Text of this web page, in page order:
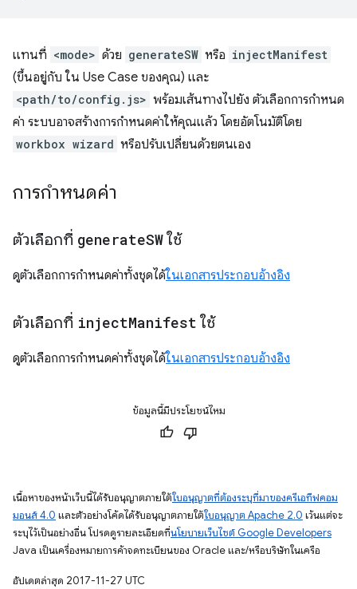
แทนที่ <mode> ด้วย generateSW หรือ injectManifest
(ขึ้นอยู่กับ ใน Use Case ของคุณ) และ
<path/to/config.js> พร้อมเส้นทางไปยัง ตัวเลือกการกำหนด
ค่า ระบบอาจสร้างการกำหนดค่าให้คุณแล้ว โดยอัตโนมัติโดย
workbox wizard หรือปรับเปลี่ยนด้วยตนเอง
การกำหนดค่า
ตัวเลือกที่ generateSWใช้
ดูตัวเลือกการกำหนดค่าทั้งชุดได้ในเอกสารประกอบอ้างอิง
ตัวเลือกที่ injectManifest ใช้
ดูตัวเลือกการกำหนดค่าทั้งชุดได้ในเอกสารประกอบอ้างอิง
ข้อมูลนี้มีประโยชน์ไหม
เนื้อหาของหน้าเว็บนี้ได้รับอนุญาตภายใต้ใบอนุญาตที่ต้องระบุที่มาของครีเอทีฟคอม
มอนส์ 4.0 และตัวอย่างโค้ดได้รับอนุญาตภายใต้ใบอนุญาต Apache 2.0 เว้นแต่จะ
ระบุไว้เป็นอย่างอื่น โปรดดูรายละเอียดที่นโยบายเว็บไซต์ Google Developers
Java เป็นเครื่องหมายการค้าจดทะเบียนของ Oracle และ/หรือบริษัทในเครือ
อัปเดตล่าสุด 2017-11-27 UTC